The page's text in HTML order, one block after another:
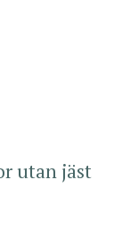
utan jäst